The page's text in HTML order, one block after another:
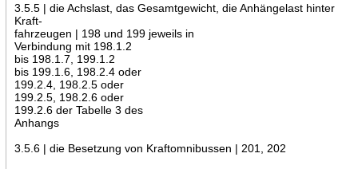
3.5.5 | die Achslast, das Gesamtgewicht, die Anhängelast hinter
Kraft-
fahrzeugen | 198 und 199 jeweils in
Verbindung mit 198.1.2
bis 198.1.7, 199.1.2
bis 199.1.6, 198.2.4 oder
199.2.4, 198.2.5 oder
199.2.5, 198.2.6 oder
199.2.6 der Tabelle 3 des
Anhangs
3.5.6 | die Besetzung von Kraftomnibussen | 201, 202